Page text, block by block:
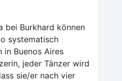
bei Burkhard können
systematisch
in Buenos Aires
jeder Tänzer wird
sie/er nach vier